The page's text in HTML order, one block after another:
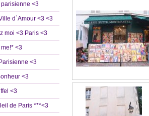
parisienne <3
d`Amour <3 <3
moi <3 Paris <3
<3
<3
<3
<3
de Paris ***<3